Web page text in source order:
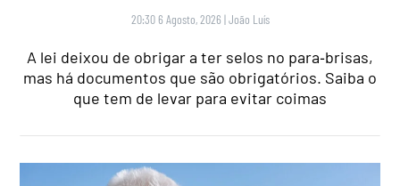
20:30 6 Agosto, 2026 |João Luís
A lei deixou de obrigar a ter selos no para‑brisas,
mas há documentos que são obrigatórios. Saiba o
que tem de levar para evitar coimas